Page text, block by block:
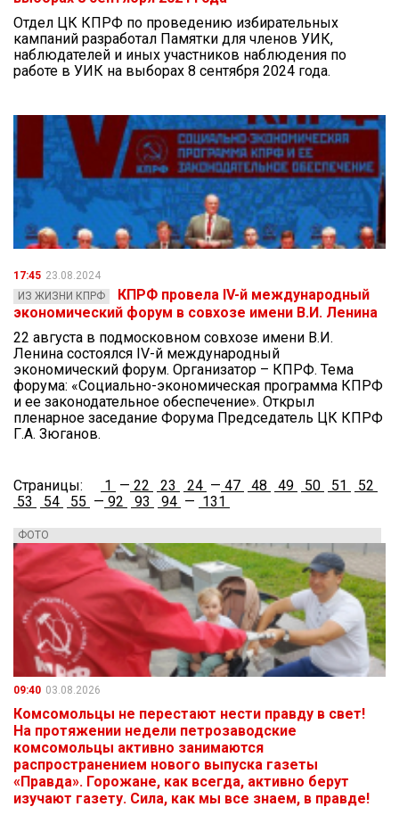
Отдел ЦК КПРФ по проведению избирательных
кампаний разработал Памятки для членов УИК,
наблюдателей и иных участников наблюдения по
работе в УИК на выборах 8 сентября 2024 года.
17:45 23.08.2024
ИЗ ЖИЗНИ КПРФ
КПРФ провела IV-й международный
экономический форум в совхозе имени В.И. Ленина
22 августа в подмосковном совхозе имени В.И.
Ленина состоялся IV-й международный
экономический форум. Организатор – КПРФ. Тема
форума: «Социально-экономическая программа КПРФ
и ее законодательное обеспечение». Открыл
пленарное заседание Форума Председатель ЦК КПРФ
Г.А. Зюганов.
Страницы: 1 — 22 23 24 — 47 48 49 50 51
52
53
54 55 — 92 93 94 — 131
ФОТО
09:40 03.08.2026
Комсомольцы не перестают нести правду в свет!
На протяжении недели петрозаводские
комсомольцы активно занимаются
распространением нового выпуска газеты
«Правда». Горожане, как всегда, активно берут
изучают газету. Сила, как мы все знаем, в правде!